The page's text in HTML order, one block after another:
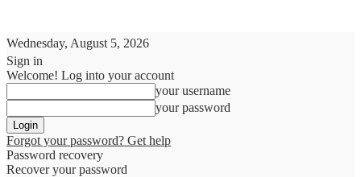
Wednesday, August 5, 2026
Sign in
Welcome! Log into your account
your username
your password
Forgot your password? Get help
Password recovery
Recover your password